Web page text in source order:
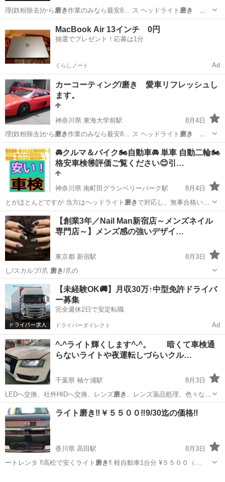
理(鉄粉除去)から 磨き 作業のみなら最安8… ス ヘッドライト 磨き
5,000円〜 … 他にもヘッドライト磨きや車検や板金、タイ…
その他 磨き
MacBook Air 13インチ 0円
抽選でプレゼント！応募は1分
くらしノート Ad
カーコーティング/磨き 愛車リフレッシュし
ます。
神奈川県 東海大学前駅
8月4日
理(鉄粉除去)から 磨き 作業のみなら最安8… ス ヘッドライト 磨き
5,000円〜 … 他にもヘッドライト磨きや車検や板金など、…
神奈川 秦野市 東海大学前駅 その他 磨き
🚘クルマ＆バイク🏍️自動車🚘 単車 自動二輪🏍️
格安車検🉐評価ご覧ください😊引…
神奈川県 南町田グランベリーパーク駅
8月4日
とがほとんどですが 当方はヘッドライト 磨き で対応し、無事合格いた
しました。 …
神奈川 横浜市 南町田グランベリーパーク駅
ユーザー車検
【創業3年／Nail Man新宿店～メンズネイル
専門店～】メンズ感の強いデザイ…
東京都 新宿駅
8月3日
し/スカルプ/爪 磨き/爪の
東京 新宿区 新宿駅 ネイル ネイルサロン
【未経験OK🚚】月収30万↑中型免許ドライバ
ー募集
完全週休2日で安定転職
ドライバーダイレクト Ad
^-^ライト輝くします^-^。 暗くて車検通
らないライトや夜運転しづらいクル…
千葉県 袖ケ浦駅
8月3日
LEDへ交換、社外HIDへ交換、レンズ磨き
、レンズ薬品処理、色々な方
法で対応可能…
千葉 木更津市 袖ケ浦駅
ライト磨き‼️￥５５００‼️9/30迄の価格‼️
香川県 高田駅
8月3日
ートレンタ ‼️高松で安くライト 磨き ‼️ 軽自動車1台分 ¥５５００（…